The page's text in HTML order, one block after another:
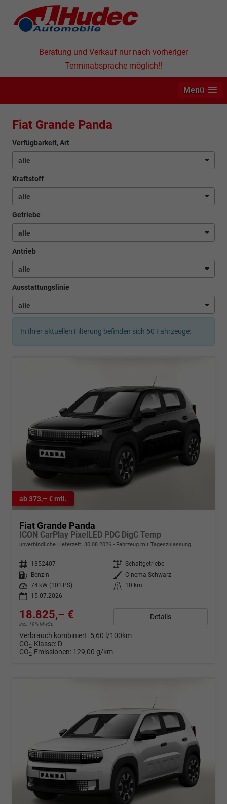
Beratung und Verkauf nur nach vorheriger
Terminabsprache möglich!!
Menü
Fiat Grande Panda
Verfügbarkeit, Art
Kraftstoff
Getriebe
Antrieb
Ausstattungslinie
In Ihrer aktuellen Filterung befinden sich 50 Fahrzeuge:
ab 373,– € mtl.
Fiat Grande Panda
ICON CarPlay PixelLED PDC DigC Temp
unverbindliche Lieferzeit: 30.08.2026 Fahrzeug mit Tageszulassung
Fahrzeugnr. 1352407 Getriebe Schaltgetriebe
Kraftstoff
Benzin Außenfarbe Cinema Schwarz
Leistung
74 kW (101 PS) Kilometerstand
10 km
15.07.2026
18.825,– €
incl. 19% MwSt.
Details
Verbrauch kombiniert: 5,60 l/100km
CO2-Klasse: D
CO2-Emissionen: 129,00 g/km